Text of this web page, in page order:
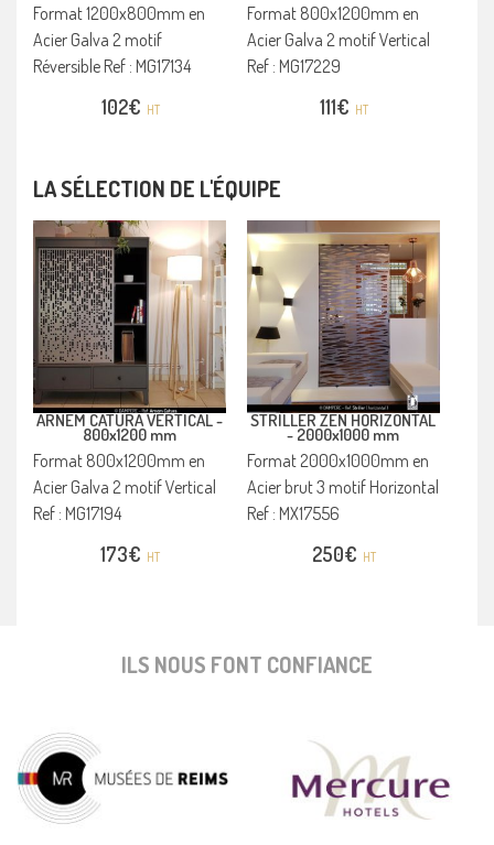
Format 1200x800mm en
Acier Galva 2 motif
Réversible Ref : MG17134
102€ HT
Format 800x1200mm en
Acier Galva 2 motif Vertical
Ref : MG17229
111€ HT
LA SÉLECTION DE L'ÉQUIPE
ARNEM CATURA VERTICAL -
800x1200 mm
Format 800x1200mm en
Acier Galva 2 motif Vertical
Ref : MG17194
173€ HT
STRILLER ZEN HORIZONTAL
- 2000x1000 mm
Format 2000x1000mm en
Acier brut 3 motif Horizontal
Ref : MX17556
250€ HT
ILS NOUS FONT CONFIANCE